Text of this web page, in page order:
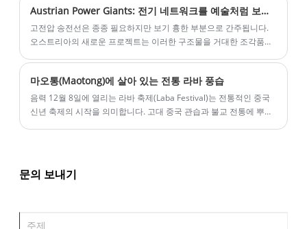
Austrian Power Giants: 전기 네트워크를 예술처럼 보이게 만들기
고전압 송전선은 종종 필요하지만 보기 흉한 부분으로 간주됩니다.
오스트리아의 새로운 프로젝트는 이러한 구조물을 거대한 조각품으
마오통(Maotong)에 살아 있는 전통 라바 풍습
음력 12월 8일에 열리는 라바 축제(Laba Festival)는 전통적인 중국
신년 축제의 시작을 의미합니다. 고대 중국 관습과 불교 전통에 뿌리
문의 보내기